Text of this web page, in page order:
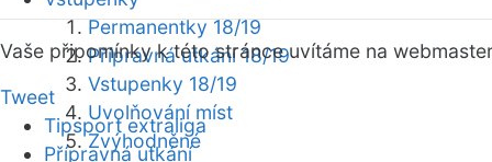
Permanentky 18/19
Přípravná utkání 18/19
Vstupenky 18/19
Uvolňování míst
Zvýhodněné
Vaše připomínky k této stránce uvítáme na webmaster
Tweet
Tipsport extraliga
Přípravná utkání